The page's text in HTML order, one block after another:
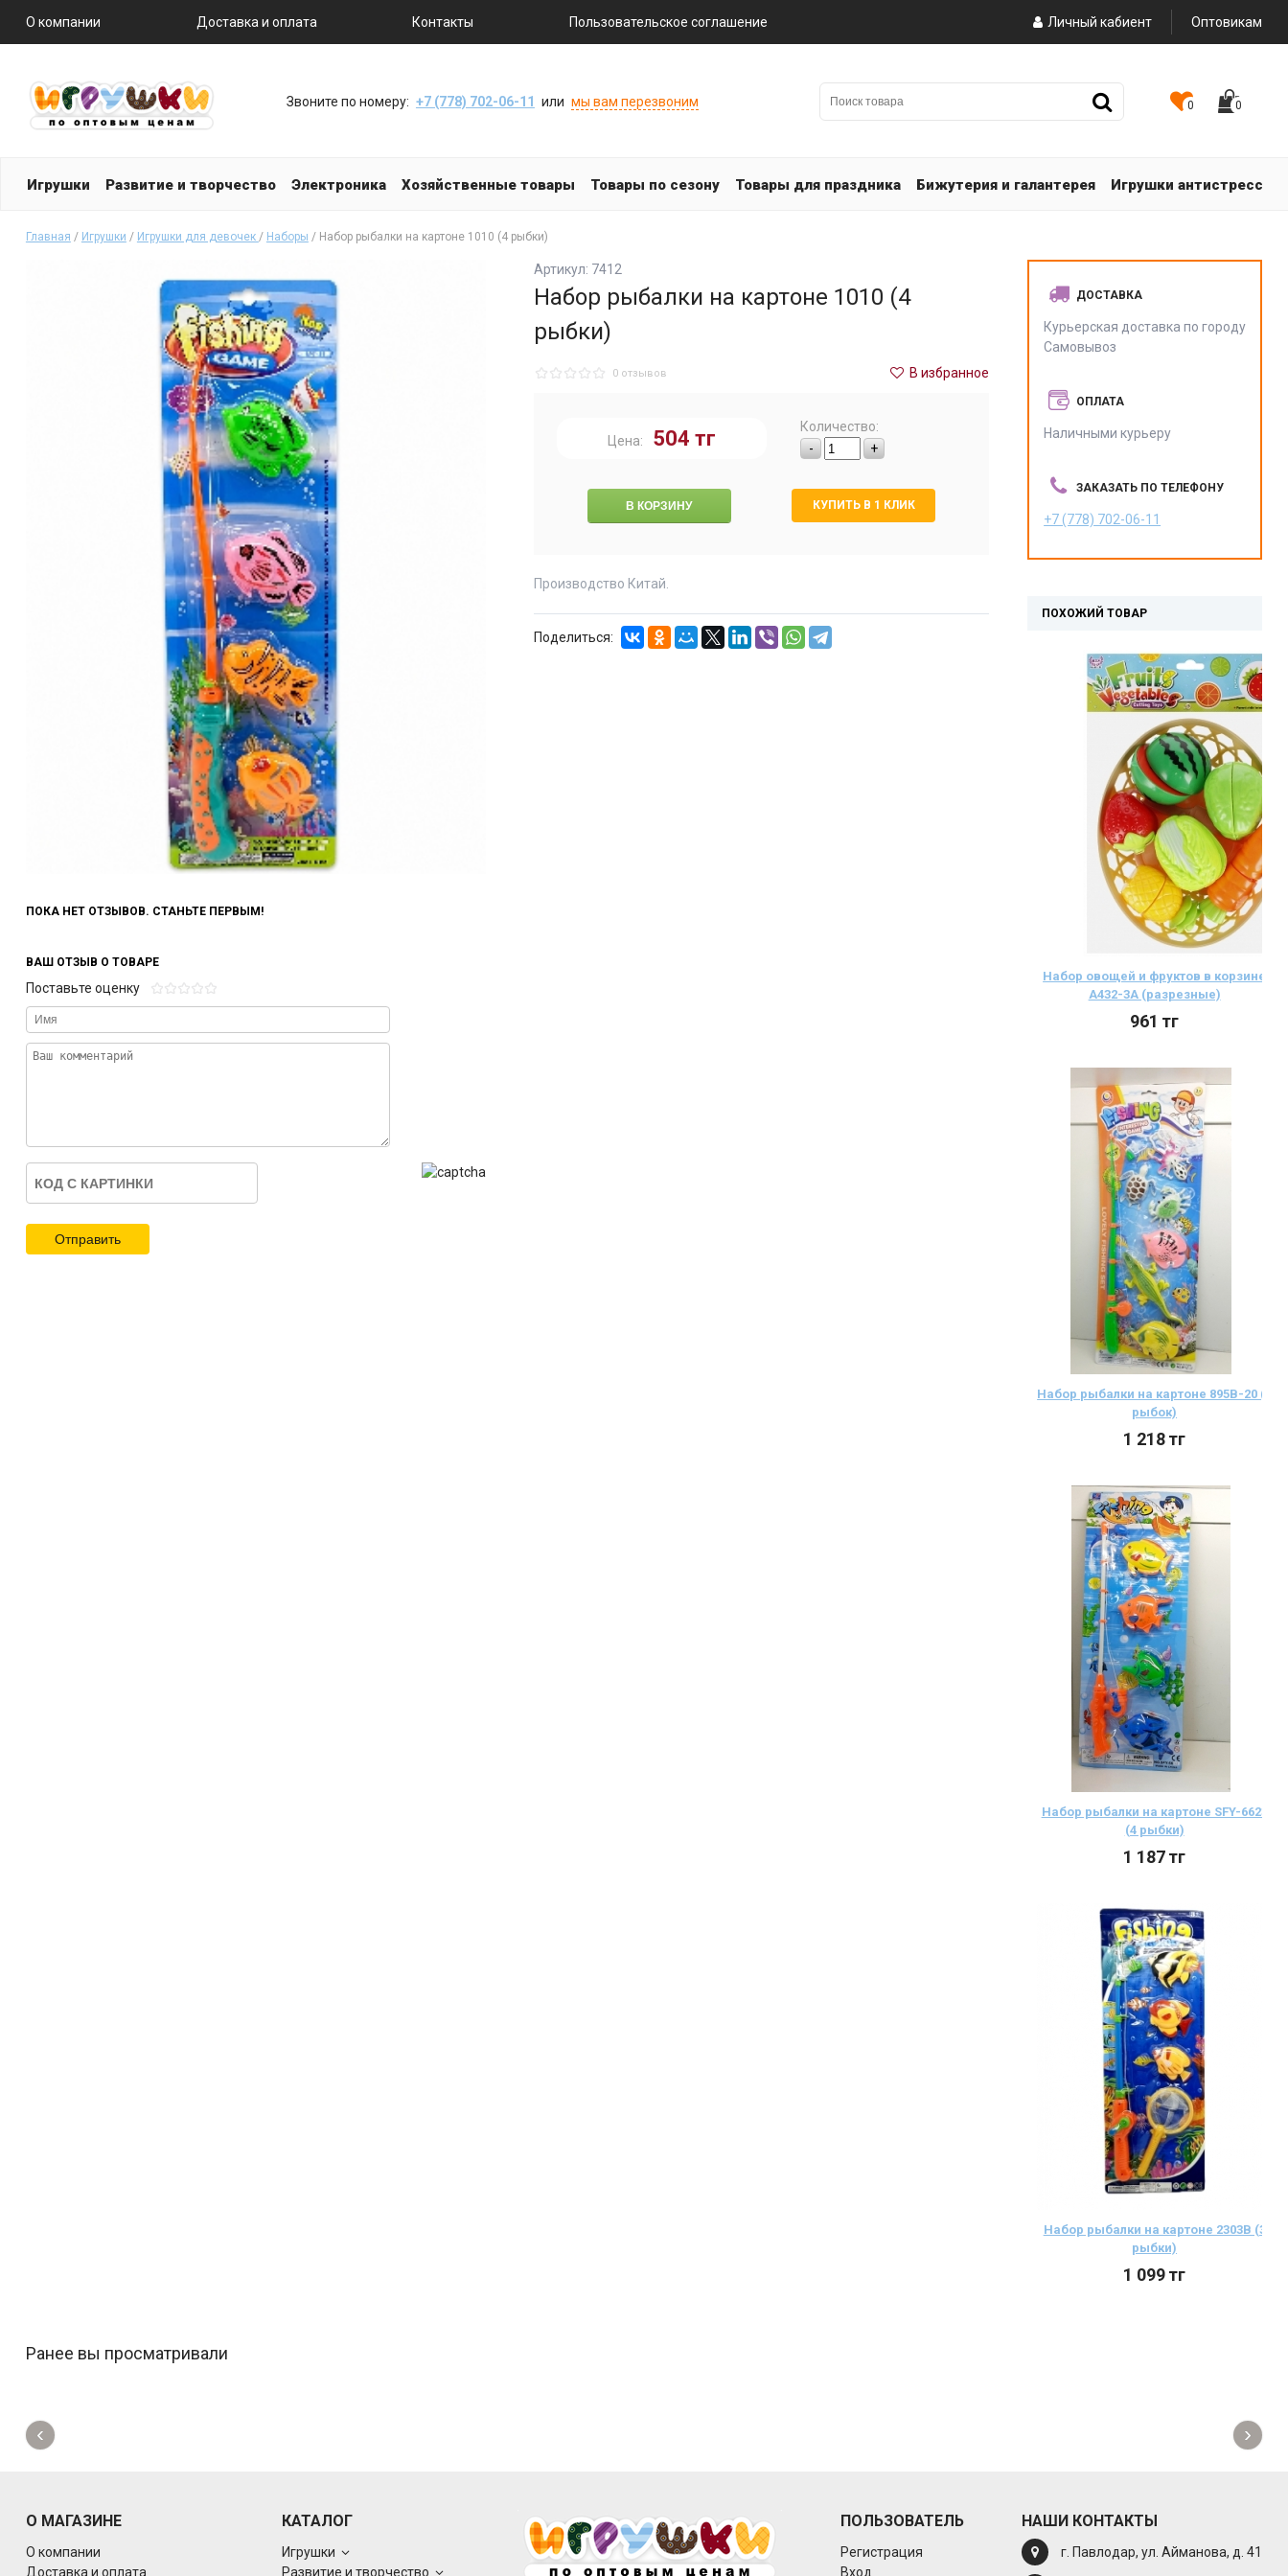
О компании Доставка и оплата Контакты Пользовательское соглашение Личный кабиент Оптовикам
Звоните по номеру: +7 (778) 702-06-11 или мы вам перезвоним 0 0
Игрушки Развитие и творчество Электроника Хозяйственные товары Товары по сезону Товары для праздника Бижутерия и галантерея Игрушки антистресс
Главная / Игрушки / Игрушки для девочек / Наборы / Набор рыбалки на картоне 1010 (4 рыбки)
ПОКА НЕТ ОТЗЫВОВ. СТАНЬТЕ ПЕРВЫМ!
ВАШ ОТЗЫВ О ТОВАРЕ
Поставьте оценку
Отправить
Артикул: 7412
Набор рыбалки на картоне 1010 (4
рыбки)
0 отзывов В избранное
Цена: 504 тг
Количество:
-
+
КУПИТЬ В 1 КЛИК
Производство Китай.
Поделиться:
ДОСТАВКА
Курьерская доставка по городу
Самовывоз
ОПЛАТА
Наличными курьеру
ЗАКАЗАТЬ ПО ТЕЛЕФОНУ
+7 (778) 702-06-11
ПОХОЖИЙ ТОВАР
Набор овощей и фруктов в корзине
А432-3А (разрезные)
961 тг
Набор рыбалки на картоне 895В-20 (6
рыбок)
1 218тг
Набор рыбалки на картоне SFY-6623
(4 рыбки)
1 187тг
Набор рыбалки на картоне 2303В (3
рыбки)
1 099тг
Ранее вы просматривали
‹ ›
О МАГАЗИНЕ
О компании
Доставка и оплата
КАТАЛОГ
Игрушки
Развитие и творчество
ПОЛЬЗОВАТЕЛЬ
Регистрация
Вход
НАШИ КОНТАКТЫ
г. Павлодар, ул. Айманова, д. 41